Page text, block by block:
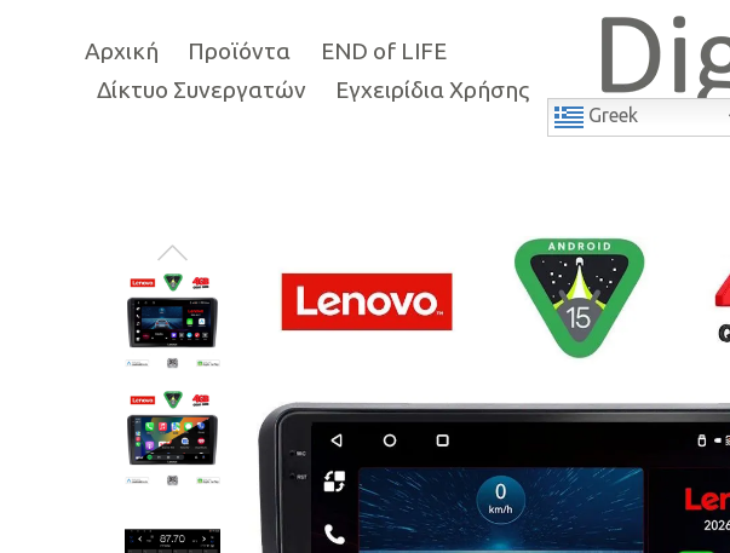
Αρχική Προϊόντα
END of LIFE
Δίκτυο Συνεργατών
Εγχειρίδια Χρήσης
Greek